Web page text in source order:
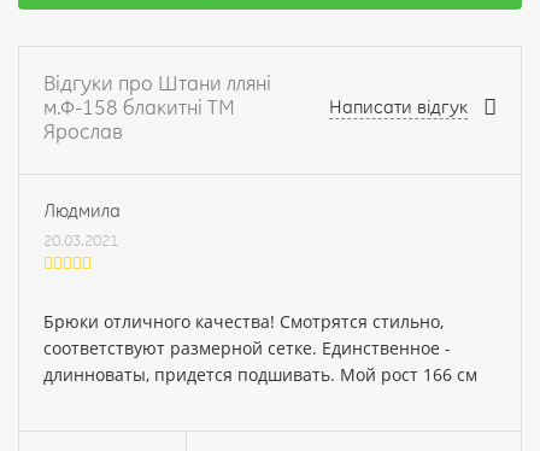
Відгуки про Штани лляні
м.Ф-158 блакитні ТМ
Ярослав
Написати відгук
Людмила
20.03.2021
Брюки отличного качества! Смотрятся стильно,
соответствуют размерной сетке. Единственное -
длинноваты, придется подшивать. Мой рост 166 см
Ваше